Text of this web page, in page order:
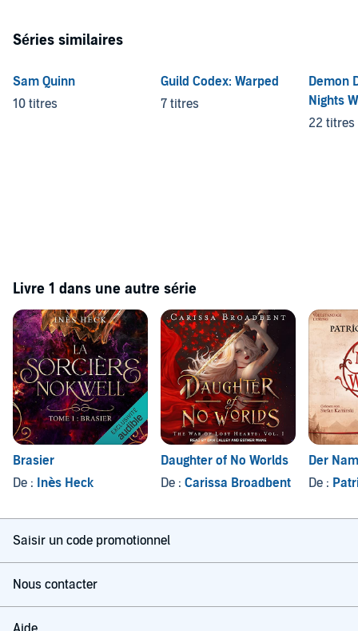
Séries similaires
Sam Quinn
10 titres
Guild Codex: Warped
7 titres
Demon
Nights
22 titres
Livre 1 dans une autre série
Brasier
De : Inès Heck
Daughter of No Worlds
De : Carissa Broadbent
Der
De :
Saisir un code promotionnel
Nous contacter